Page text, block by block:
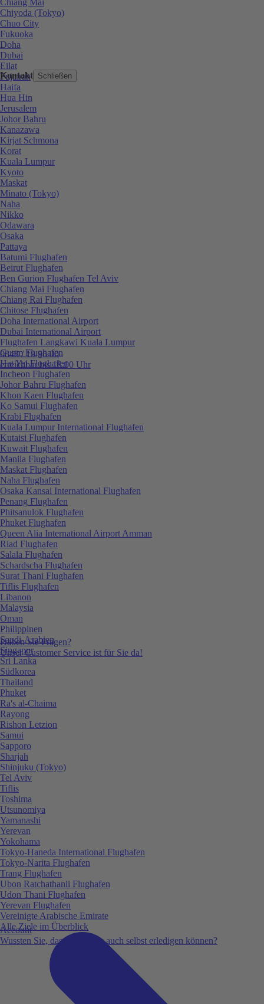
Kontakt Schließen
0848 / 19 96 00
erreichbar bis 18:00 Uhr
Haben Sie Fragen?
Unser Customer Service ist für Sie da!
Account
Wussten Sie, dass Sie vieles auch selbst erledigen können?
Chiyoda (Tokyo)
Chuo City
Fukuoka
Doha
Dubai
Eilat
Fujairah
Haifa
Hua Hin
Jerusalem
Johor Bahru
Kanazawa
Kirjat Schmona
Korat
Kuala Lumpur
Kyoto
Maskat
Minato (Tokyo)
Naha
Nikko
Odawara
Osaka
Pattaya
Batumi Flughafen
Beirut Flughafen
Ben Gurion Flughafen Tel Aviv
Chiang Mai Flughafen
Chiang Rai Flughafen
Chitose Flughafen
Doha International Airport
Dubai International Airport
Flughafen Langkawi Kuala Lumpur
Guam Flughafen
Hat Yai Flughafen
Incheon Flughafen
Johor Bahru Flughafen
Khon Kaen Flughafen
Ko Samui Flughafen
Krabi Flughafen
Kuala Lumpur International Flughafen
Kutaisi Flughafen
Kuwait Flughafen
Manila Flughafen
Maskat Flughafen
Naha Flughafen
Osaka Kansai International Flughafen
Penang Flughafen
Phitsanulok Flughafen
Phuket Flughafen
Queen Alia International Airport Amman
Riad Flughafen
Salala Flughafen
Schardscha Flughafen
Surat Thani Flughafen
Tiflis Flughafen
Libanon
Malaysia
Oman
Philippinen
Saudi-Arabien
Singapur
Sri Lanka
Südkorea
Thailand
Phuket
Ra's al-Chaima
Rayong
Rishon Letzion
Samui
Sapporo
Sharjah
Shinjuku (Tokyo)
Tel Aviv
Tiflis
Toshima
Utsunomiya
Yamanashi
Yerevan
Yokohama
Tokyo-Haneda International Flughafen
Tokyo-Narita Flughafen
Trang Flughafen
Ubon Ratchathanii Flughafen
Udon Thani Flughafen
Yerevan Flughafen
Vereinigte Arabische Emirate
Alle Ziele im Überblick